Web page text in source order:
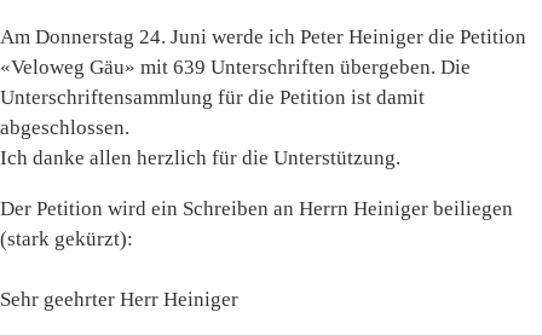
Am Donnerstag 24. Juni werde ich Peter Heiniger die Petition
«Veloweg Gäu» mit 639 Unterschriften übergeben. Die
Unterschriftensammlung für die Petition ist damit
abgeschlossen.
Ich danke allen herzlich für die Unterstützung.
Der Petition wird ein Schreiben an Herrn Heiniger beiliegen
(stark gekürzt):
Sehr geehrter Herr Heiniger